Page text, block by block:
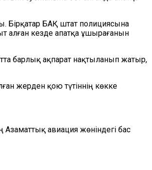
Бірқатар БАҚ штат полициясына
алған кезде апатқа ұшырағанын
барлық ақпарат нақтыланып жатыр,
жерден қою түтіннің көкке
Азаматтық авиация жөніндегі бас